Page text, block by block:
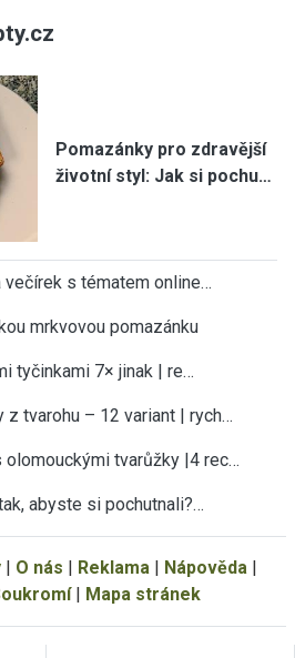
Pomazánky pro zdravější
životní styl: Jak si pochu…
večírek s tématem online…
mrkvovou pomazánku
tyčinkami 7× jinak | re…
z tvarohu – 12 variant | rych…
olomouckými tvarůžky |4 rec…
abyste si pochutnali?…
| O nás | Reklama | Nápověda |
| Mapa stránek